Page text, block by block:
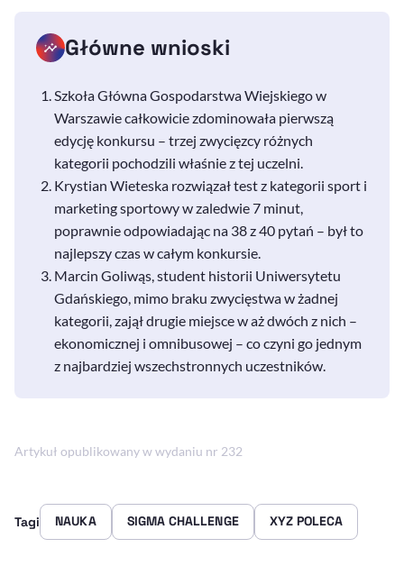
Główne wnioski
Szkoła Główna Gospodarstwa Wiejskiego w
Warszawie całkowicie zdominowała pierwszą
edycję konkursu – trzej zwycięzcy różnych
kategorii pochodzili właśnie z tej uczelni.
Krystian Wieteska rozwiązał test z kategorii sport i
marketing sportowy w zaledwie 7 minut,
poprawnie odpowiadając na 38 z 40 pytań – był to
najlepszy czas w całym konkursie.
Marcin Goliwąs, student historii Uniwersytetu
Gdańskiego, mimo braku zwycięstwa w żadnej
kategorii, zajął drugie miejsce w aż dwóch z nich –
ekonomicznej i omnibusowej – co czyni go jednym
z najbardziej wszechstronnych uczestników.
Artykuł opublikowany w wydaniu nr 232
Tagi NAUKA SIGMA CHALLENGE XYZ POLECA